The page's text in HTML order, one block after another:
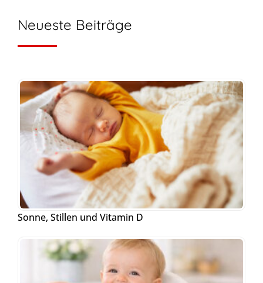
Neueste Beiträge
Sonne, Stillen und Vitamin D